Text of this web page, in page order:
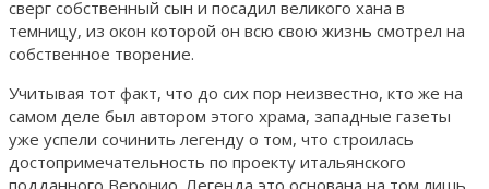
сверг собственный сын и посадил великого хана в
темницу, из окон которой он всю свою жизнь смотрел на
собственное творение.
Учитывая тот факт, что до сих пор неизвестно, кто же на
самом деле был автором этого храма, западные газеты
уже успели сочинить легенду о том, что строилась
достопримечательность по проекту итальянского
подданного Веронио. Легенда это основана на том лишь